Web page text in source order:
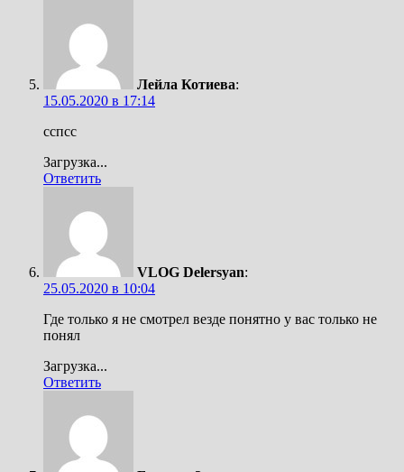
Лейла Котиева:
15.05.2020 в 17:14
сспсс
Загрузка...
Ответить
VLOG Delersyan:
25.05.2020 в 10:04
Где только я не смотрел везде понятно у вас только не
понял
Загрузка...
Ответить